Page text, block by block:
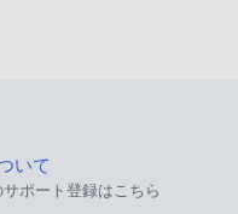
いて
ポート登録はこちら